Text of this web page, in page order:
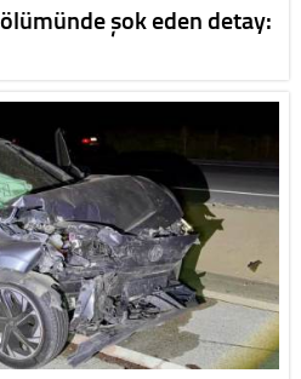
şok eden detay: